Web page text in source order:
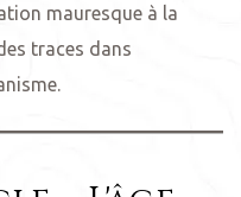
mauresque à la
traces dans